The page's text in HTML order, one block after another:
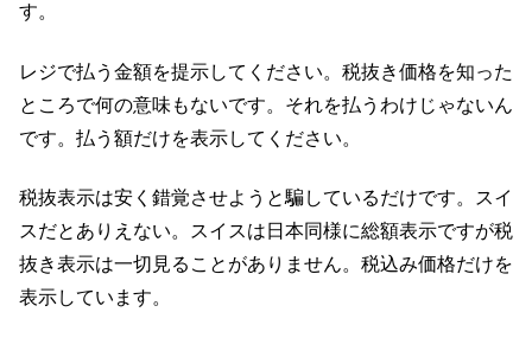
す。
レジで払う金額を提示してください。税抜き価格を知った
ところで何の意味もないです。それを払うわけじゃないん
です。払う額だけを表示してください。
税抜表示は安く錯覚させようと騙しているだけです。スイ
スだとありえない。スイスは日本同様に総額表示ですが税
抜き表示は一切見ることがありません。税込み価格だけを
表示しています。